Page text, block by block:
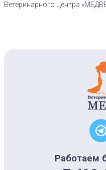
Ветеринарного Центра
Работаем